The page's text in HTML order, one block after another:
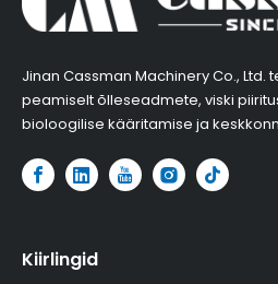
Jinan Cassman Machinery Co., Ltd.
peamiselt õlleseadmete, viski
bioloogilise kääritamise ja
Kiirlingid